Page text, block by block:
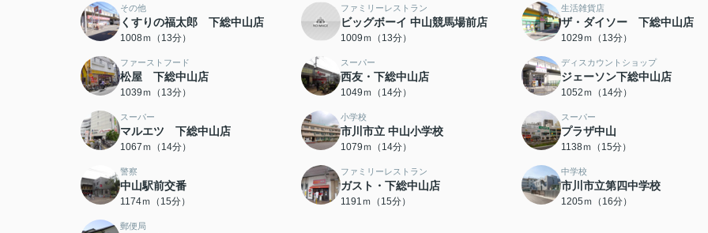
その他
くすりの福太郎 下総中山店
1008ｍ（13分）
ファミリーレストラン
ビッグボーイ 中山競馬場前店
1009ｍ（13分）
生活雑貨店
ザ・ダイソー 下総中山店
1029ｍ（13分）
ファーストフード
松屋 下総中山店
1039ｍ（13分）
スーパー
西友・下総中山店
1049ｍ（14分）
ディスカウントショップ
ジェーソン下総中山店
1052ｍ（14分）
スーパー
マルエツ 下総中山店
1067ｍ（14分）
小学校
市川市立 中山小学校
1079ｍ（14分）
スーパー
プラザ中山
1138ｍ（15分）
警察
中山駅前交番
1174ｍ（15分）
ファミリーレストラン
ガスト・下総中山店
1191ｍ（15分）
中学校
市川市立第四中学校
1205ｍ（16分）
郵便局